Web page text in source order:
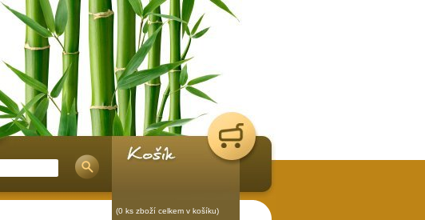
(0 ks zboží celkem v košíku)